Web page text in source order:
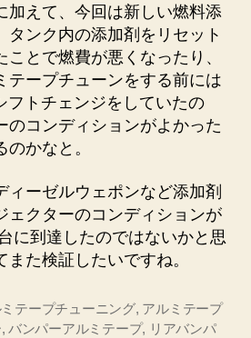
加えて、今回は新しい燃料添
タンク内の添加剤をリセット
ことで燃費が悪くなったり、
テープチューンをする前には
フトチェンジをしていたの
のコンディションがよかった
かなと。
ィーゼルウェポンなど添加剤
ェクターのコンディションが
に到達したのではないかと思
また検証したいですね。
テープチューニング, アルミテープ
, バンパーアルミテープ, リアバンパ